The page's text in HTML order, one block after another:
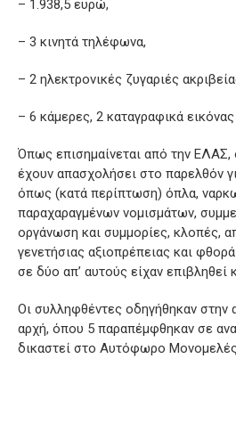
– 1.938,5 ευρώ,
– 3 κινητά τηλέφωνα,
– 2 ηλεκτρονικές ζυγαριές
– 6 κάμερες, 2 καταγραφικά
Όπως επισημαίνεται από την ΕΛΑΣ,
έχουν απασχολήσει στο παρελθόν
όπως (κατά περίπτωση) όπλα,
παραχαραγμένων νομισμάτων,
οργάνωση και συμμορίες, κλοπές,
γενετήσιας αξιοπρέπειας και
σε δύο απ’ αυτούς είχαν επιβληθεί
Οι συλληφθέντες οδηγήθηκαν στην
αρχή, όπου 5 παραπέμφθηκαν σε
δικαστεί στο Αυτόφωρο